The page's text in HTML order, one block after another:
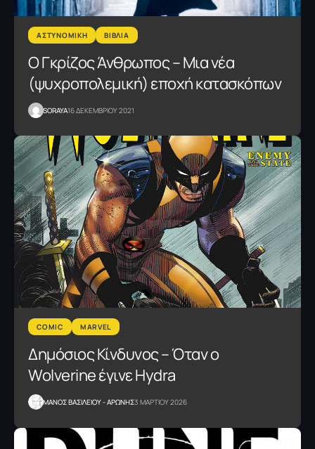
ΑΣΤΥΝΟΜΙΚΗ ΒΙΒΛΙΑ
Ο Γκρίζος Άνθρωπος – Μια νέα
(ψυχροπολεμική) εποχή κατασκόπων
SORAYA16 ΔΕΚΕΜΒΡΙΟΥ 2021
COMIC MARVEL
Δημόσιος Κίνδυνος – Όταν ο
Wolverine έγινε Hydra
ΜΑΝΟΣ ΒΑΣΙΛΕΙΟΥ - ΑΡΩΝΗΣ3 ΜΑΡΤΙΟΥ 2026